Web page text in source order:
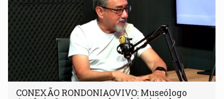
CONEXÃO RONDONIAOVIVO: Museólogo